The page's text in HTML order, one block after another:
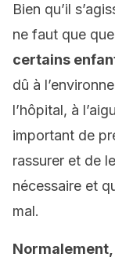
Bien qu’il
ne faut que
certains
dû à
l’hôpital, à
important de
rassurer et de
nécessaire et
mal.